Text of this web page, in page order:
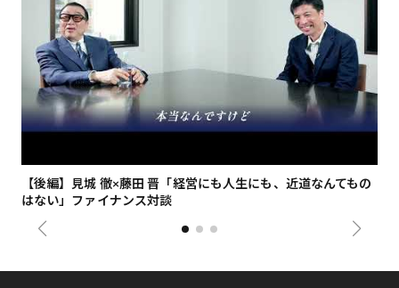
【後編】見城 徹×藤田 晋「経営にも人生にも、近道なんてもの
はない」ファイナンス対談